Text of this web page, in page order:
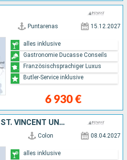
Puntarenas 15.12.2027
6 930 €
alles inklusive
Gastronomie Ducasse Conseils
Französischsprachiger Luxus
Butler-Service inklusive
PANAMA, KOLUMBIEN, ST. VINCENT UND DIE GRENADINEN, SAINT LUCIA
Colon 08.04.2027
alles inklusive